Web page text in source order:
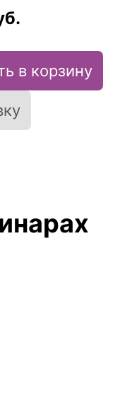
в корзину